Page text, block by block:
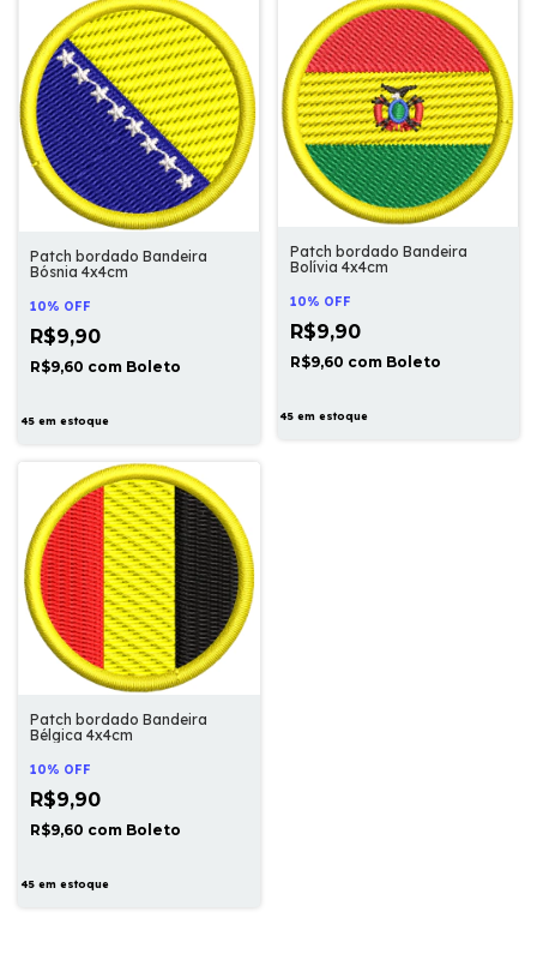
Patch bordado Bandeira
Bósnia 4x4cm
10% OFF
R$9,90
R$9,60 com Boleto
45em estoque
Patch bordado Bandeira
Bolívia 4x4cm
10% OFF
R$9,90
R$9,60 com Boleto
45 em estoque
Patch bordado Bandeira
Bélgica 4x4cm
10% OFF
R$9,90
R$9,60 com Boleto
45em estoque